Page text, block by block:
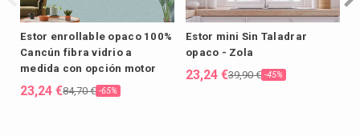
Estor enrollable opaco 100%
Cancún fibra vidrio a
medida con opción motor
23,24 €84,70 € -65%
Estor mini Sin Taladrar
opaco - Zola
23,24 €39,90 € -45%